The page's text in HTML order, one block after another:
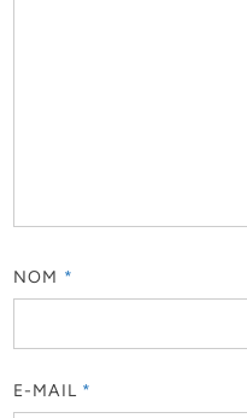
NOM *
E-MAIL *